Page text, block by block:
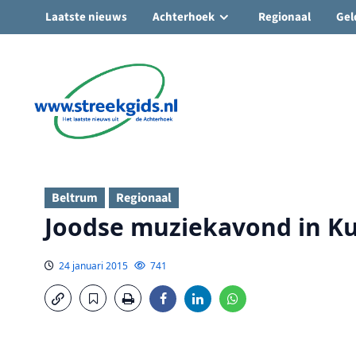
Ga
inhoud
Laatste nieuws Achterhoek Regionaal
Beltrum Regionaal
Joodse muziekavond in
24 januari 2015 741